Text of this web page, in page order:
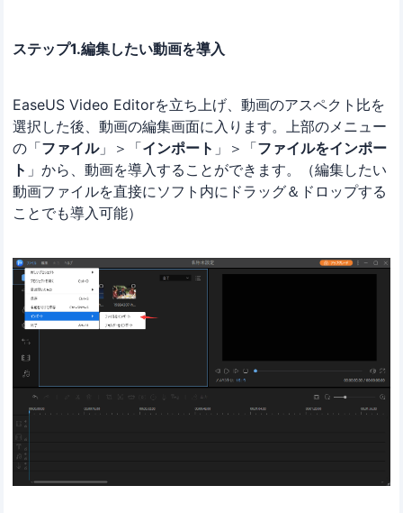
ステップ1.編集したい動画を導入
EaseUS Video Editorを立ち上げ、動画のアスペクト比を
選択した後、動画の編集画面に入ります。上部のメニュー
の「ファイル」＞「インポート 」＞「ファイルをインポー
ト 」から、動画を導入することができます。（編集したい
動画ファイルを直接にソフト内にドラッグ＆ドロップする
ことでも導入可能）